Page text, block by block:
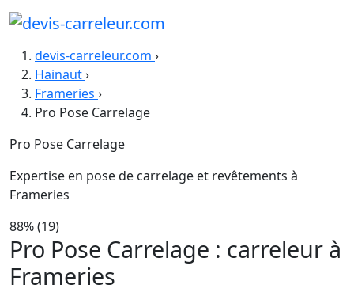
devis-carreleur.com ›
Hainaut›
Frameries ›
Pro Pose Carrelage
Pro Pose Carrelage
Expertise en pose de carrelage et revêtements à
Frameries
88%(19)
Pro Pose Carrelage : carreleur à
Frameries